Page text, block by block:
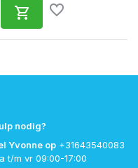
nodig?
Yvonne op +31643540083
t/m vr 09:00-17:00